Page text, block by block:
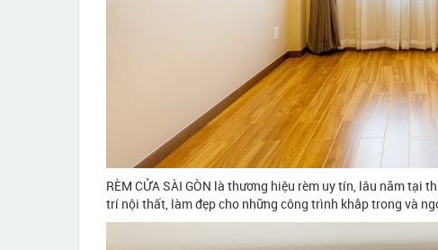
RÈM CỬA SÀI GÒN là thương hiệu rèm uy tín, lâu năm
trí nội thất, làm đẹp cho những công trình khắp trong và